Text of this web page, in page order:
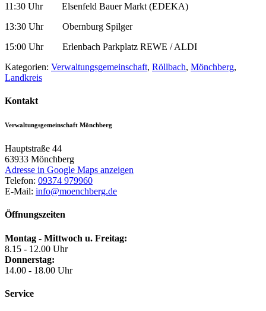
11:30 Uhr Elsenfeld Bauer Markt (EDEKA)
13:30 Uhr Obernburg Spilger
15:00 Uhr Erlenbach Parkplatz REWE / ALDI
Kategorien: Verwaltungsgemeinschaft, Röllbach, Mönchberg,
Landkreis
Kontakt
Verwaltungsgemeinschaft Mönchberg
Hauptstraße 44
63933 Mönchberg
Adresse in Google Maps anzeigen
Telefon: 09374 979960
E-Mail: info@moenchberg.de
Öffnungszeiten
Montag - Mittwoch u. Freitag:
8.15 - 12.00 Uhr
Donnerstag:
14.00 - 18.00 Uhr
Service